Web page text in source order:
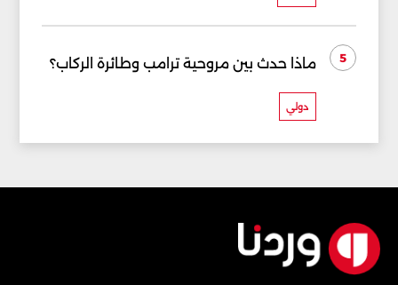
5 ماذا حدث بين مروحية ترامب وطائرة الركاب؟
دولي